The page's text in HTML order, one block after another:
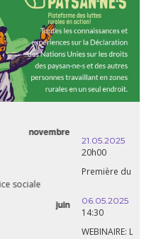
Pour des systèmes